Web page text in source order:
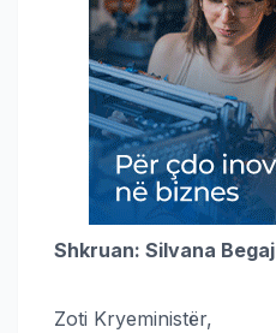
Shkruan: Silvana Begaj
Zoti Kryeministër,